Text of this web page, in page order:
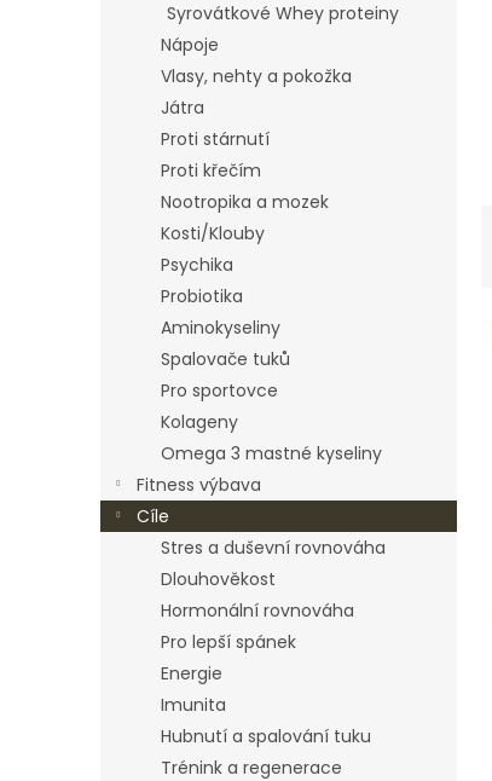
Syrovátkové Whey proteiny
Nápoje
Vlasy, nehty a pokožka
Játra
Proti stárnutí
Proti křečím
Nootropika a mozek
Kosti/Klouby
Psychika
Probiotika
Aminokyseliny
Spalovače tuků
Pro sportovce
Kolageny
Omega 3 mastné kyseliny
Fitness výbava
Cíle
Stres a duševní rovnováha
Dlouhověkost
Hormonální rovnováha
Pro lepší spánek
Energie
Imunita
Hubnutí a spalování tuku
Trénink a regenerace